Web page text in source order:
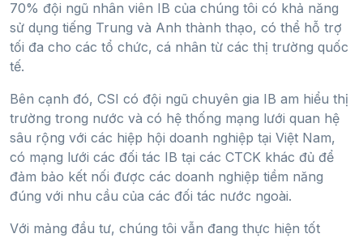
70% đội ngũ nhân viên IB của chúng tôi có khả năng
sử dụng tiếng Trung và Anh thành thạo, có thể hỗ trợ
tối đa cho các tổ chức, cá nhân từ các thị trường quốc
tế.
Bên cạnh đó, CSI có đội ngũ chuyên gia IB am hiểu thị
trường trong nước và có hệ thống mạng lưới quan hệ
sâu rộng với các hiệp hội doanh nghiệp tại Việt Nam,
có mạng lưới các đối tác IB tại các CTCK khác đủ để
đảm bảo kết nối được các doanh nghiệp tiềm năng
đúng với nhu cầu của các đối tác nước ngoài.
Với mảng đầu tư, chúng tôi vẫn đang thực hiện tốt